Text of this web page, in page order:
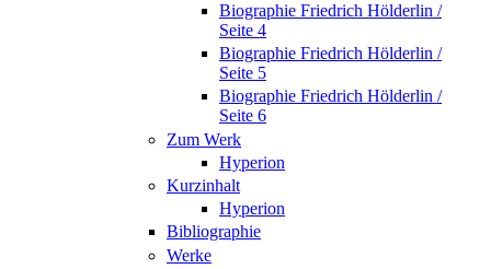
Biographie Friedrich Hölderlin /
Seite 4
Biographie Friedrich Hölderlin /
Seite 5
Biographie Friedrich Hölderlin /
Seite 6
Zum Werk
Hyperion
Kurzinhalt
Hyperion
Bibliographie
Werke